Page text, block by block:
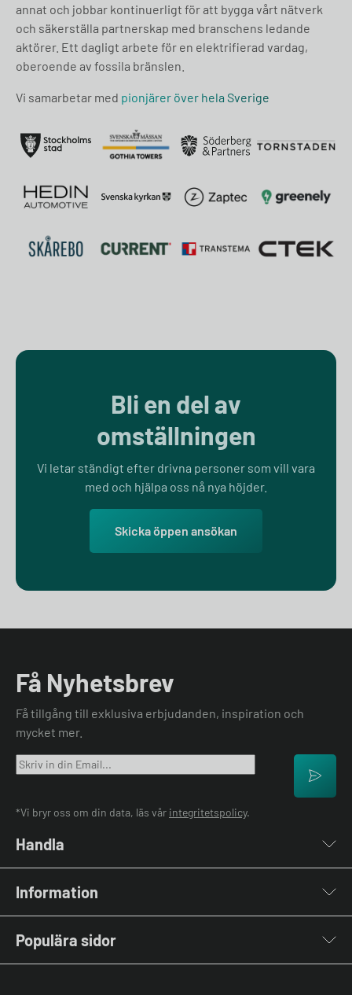
annat och jobbar kontinuerligt för att bygga vårt nätverk
och säkerställa partnerskap med branschens ledande
aktörer. Ett dagligt arbete för en elektrifierad vardag,
oberoende av fossila bränslen.
Vi samarbetar med pionjärer över hela Sverige
Bli en del av
omställningen
Vi letar ständigt efter drivna personer som vill vara
med och hjälpa oss nå nya höjder.
Skicka öppen ansökan
Få Nyhetsbrev
Få tillgång till exklusiva erbjudanden, inspiration och
mycket mer.
*Vi bryr oss om din data, läs vår integritetspolicy.
Handla
Laddkablar
Kabelhållare
Stolpar & Fästen
Portabla Laddare
Information
Kontakta oss
Vanliga frågor & svar
Populära sidor